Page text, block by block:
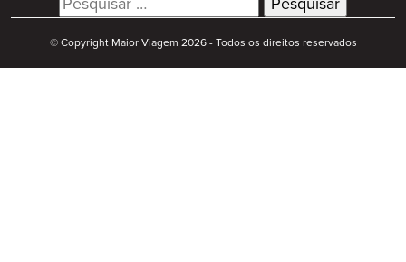
for:
© Copyright Maior Viagem 2026 - Todos os direitos reservados